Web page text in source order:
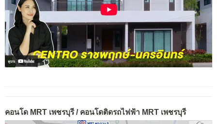
คอนโด MRT เพชรบุรี / คอนโดติดรถไฟฟ้า MRT เพชรบุรี